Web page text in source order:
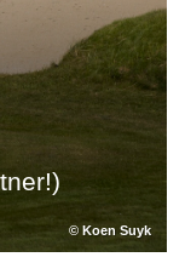
© Koen Suyk